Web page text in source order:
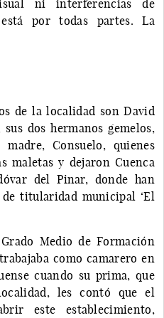
ni interferencias de
por todas partes. La
de la localidad son David
dos hermanos gemelos,
Consuelo, quienes
maletas y dejaron Cuenca
del Pinar, donde han
titularidad municipal ‘El
Medio de Formación
como camarero en
cuando su prima, que
les contó que el
este establecimiento,